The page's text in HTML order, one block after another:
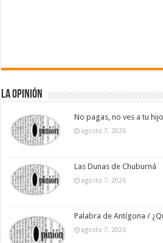
La Opinión
No pagas, no ves a tu hijo
agosto 7, 2026
Las Dunas de Chuburná
agosto 7, 2026
Palabra de Antígona /
agosto 7, 2026